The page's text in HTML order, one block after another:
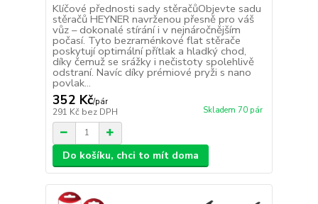
Klíčové přednosti sady stěračůObjevte sadu
stěračů HEYNER navrženou přesně pro váš
vůz – dokonalé stírání i v nejnáročnějším
počasí. Tyto bezraménkové flat stěrače
poskytují optimální přítlak a hladký chod,
díky čemuž se srážky i nečistoty spolehlivě
odstraní. Navíc díky prémiové pryži s nano
povlak...
352 Kč/pár
291 Kč bez DPH Skladem 70 pár
Do košíku, chci to mít doma